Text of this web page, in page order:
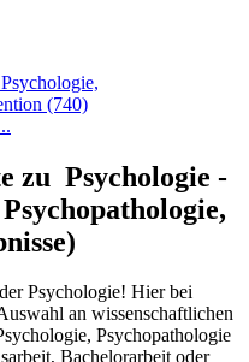
(740)
zu Psychologie -
Psychologie! Hier bei
an wissenschaftlichen
Psychopathologie
Bachelorarbeit oder